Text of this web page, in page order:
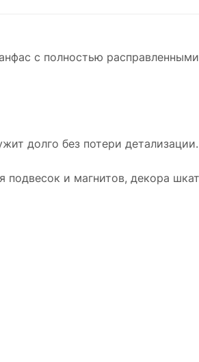
с полностью
долго без потери детализации.
и магнитов, декора